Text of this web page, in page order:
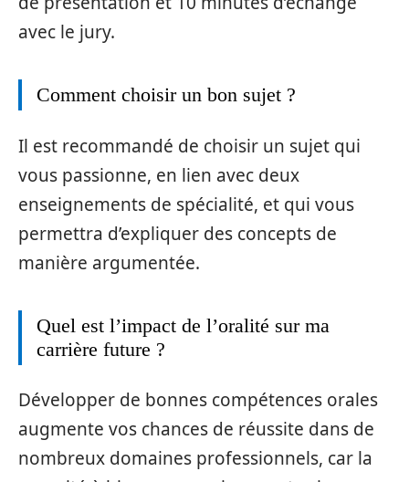
avec le jury.
Comment choisir un bon sujet ?
Il est recommandé de choisir un sujet qui
vous passionne, en lien avec deux
enseignements de spécialité, et qui vous
permettra d’expliquer des concepts de
manière argumentée.
Quel est l’impact de l’oralité sur ma
carrière future ?
Développer de bonnes compétences orales
augmente vos chances de réussite dans de
nombreux domaines professionnels, car la